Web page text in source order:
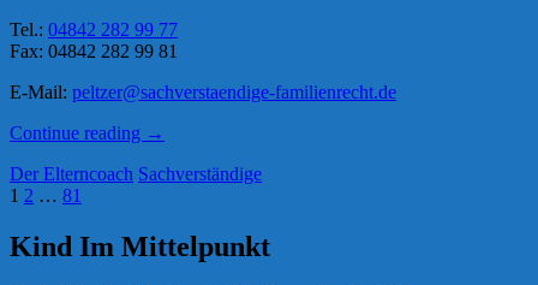
Tel.: 04842 282 99 77
Fax: 04842 282 99 81
E-Mail: peltzer@sachverstaendige-familienrecht.de
Continue reading „Sylke
→
Der Elterncoach Sachverständige
Seitennummerierung
der
Beiträge
Page
1 Page
2 … Page
81
Kind Im Mittelpunkt